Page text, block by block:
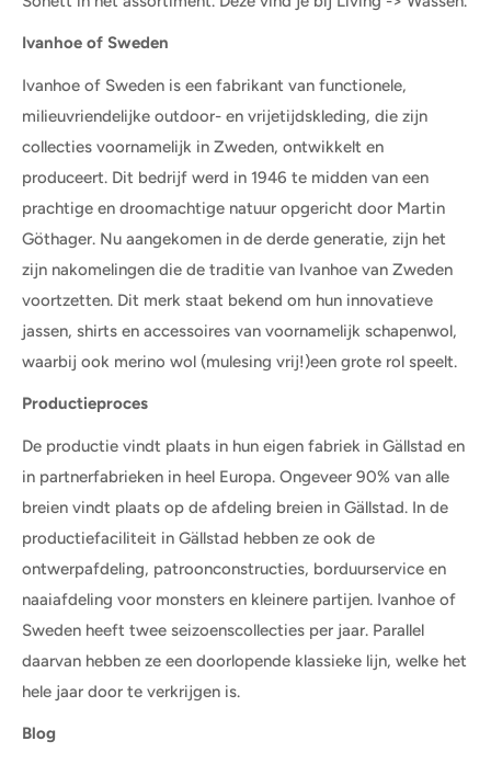
Ivanhoe of Sweden
Ivanhoe of Sweden is een fabrikant van functionele,
milieuvriendelijke outdoor- en vrijetijdskleding, die zijn
collecties voornamelijk in Zweden, ontwikkelt en
produceert. Dit bedrijf werd in 1946 te midden van een
prachtige en droomachtige natuur opgericht door Martin
Göthager. Nu aangekomen in de derde generatie, zijn het
zijn nakomelingen die de traditie van Ivanhoe van Zweden
voortzetten. Dit merk staat bekend om hun innovatieve
jassen, shirts en accessoires van voornamelijk schapenwol,
waarbij ook merino wol (mulesing vrij!)een grote rol speelt.
Productieproces
De productie vindt plaats in hun eigen fabriek in Gällstad en
in partnerfabrieken in heel Europa. Ongeveer 90% van alle
breien vindt plaats op de afdeling breien in Gällstad. In de
productiefaciliteit in Gällstad hebben ze ook de
ontwerpafdeling, patroonconstructies, borduurservice en
naaiafdeling voor monsters en kleinere partijen. Ivanhoe of
Sweden heeft twee seizoenscollecties per jaar. Parallel
daarvan hebben ze een doorlopende klassieke lijn, welke het
hele jaar door te verkrijgen is.
Blog